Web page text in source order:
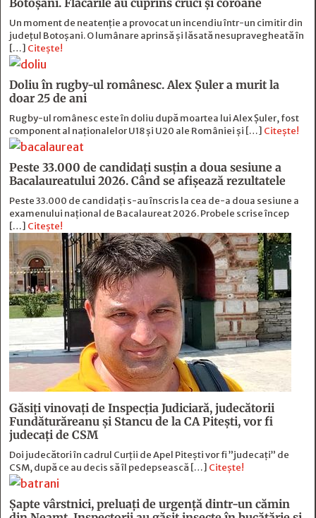
Botoșani. Flăcările au cuprins cruci și coroane
Un moment de neatenție a provocat un incendiu într-un cimitir din
județul Botoșani. O lumânare aprinsă și lăsată nesupravegheată în
[…] Citește!
Doliu în rugby-ul românesc. Alex Șuler a murit la
doar 25 de ani
Rugby-ul românesc este în doliu după moartea lui Alex Șuler, fost
component al naționalelor U18 și U20 ale României și […] Citește!
Peste 33.000 de candidați susțin a doua sesiune a
Bacalaureatului 2026. Când se afișează rezultatele
Peste 33.000 de candidați s-au înscris la cea de-a doua sesiune a
examenului național de Bacalaureat 2026. Probele scrise încep
[…] Citește!
Găsiți vinovați de Inspecția Judiciară, judecătorii
Fundăturăreanu și Stancu de la CA Pitești, vor fi
judecați de CSM
Doi judecători în cadrul Curții de Apel Pitești vor fi ”judecați” de
CSM, după ce au decis să îl pedepsească […] Citește!
Șapte vârstnici, preluați de urgență dintr-un cămin